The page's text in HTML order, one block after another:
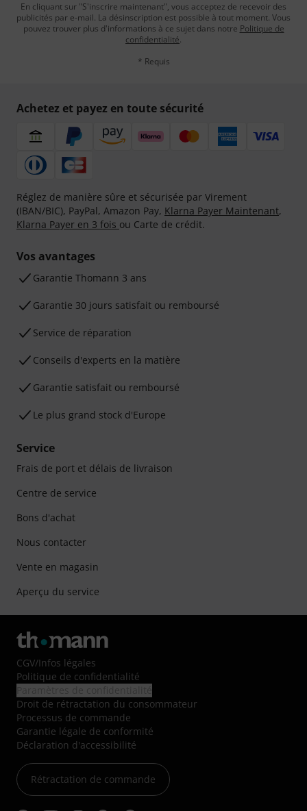
En cliquant sur "S'inscrire maintenant", vous acceptez de recevoir des
publicités par e-mail. La désinscription est possible à tout moment. Vous
pouvez trouver plus d'informations à ce sujet dans notre Politique de
confidentialité.
* Requis
Achetez et payez en toute sécurité
Réglez de manière sûre et sécurisée par Virement
(IBAN/BIC), PayPal, Amazon Pay, Klarna Payer Maintenant,
Klarna Payer en 3 fois ou Carte de crédit.
Vos avantages
Ga­ran­tie Thomann 3 ans
Garantie 30 jours satisfait ou remboursé
Service de réparation
Conseils d'experts en la matière
Garantie satisfait ou remboursé
Le plus grand stock d'Europe
Service
Frais de port et délais de livraison
Centre de service
Bons d'achat
Nous contacter
Vente en magasin
Aperçu du service
CGV/Infos légales
Politique de confidentialité
Droit de rétractation du consommateur
Processus de commande
Garantie légale de conformité
Déclaration d'accessibilité
Rétractation de commande